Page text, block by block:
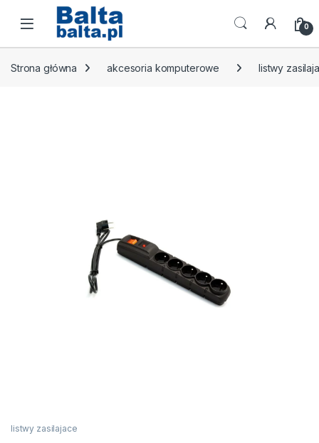
Skip to navigation
Skip to content
Open 0
Strona główna akcesoria komputerowe listwy
listwy zasilajace